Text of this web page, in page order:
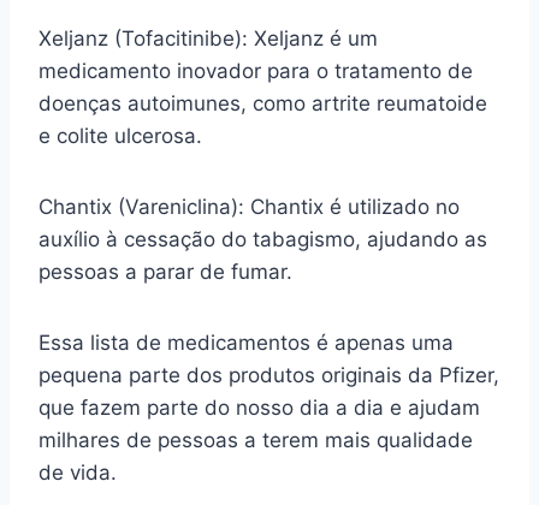
Xeljanz (Tofacitinibe): Xeljanz é um
medicamento inovador para o tratamento de
doenças autoimunes, como artrite reumatoide
e colite ulcerosa.
Chantix (Vareniclina): Chantix é utilizado no
auxílio à cessação do tabagismo, ajudando as
pessoas a parar de fumar.
Essa lista de medicamentos é apenas uma
pequena parte dos produtos originais da Pfizer,
que fazem parte do nosso dia a dia e ajudam
milhares de pessoas a terem mais qualidade
de vida.